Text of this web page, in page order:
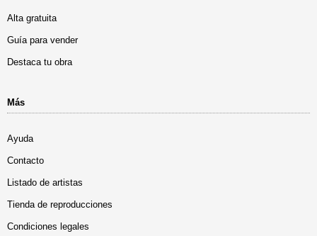
Alta gratuita
Guía para vender
Destaca tu obra
Más
Ayuda
Contacto
Listado de artistas
Tienda de reproducciones
Condiciones legales